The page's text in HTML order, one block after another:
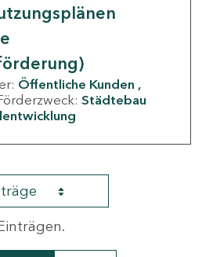
Öffentliche Kunden
Städtebau